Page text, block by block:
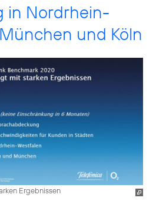
in Nordrhein-
und Köln
Ergebnissen